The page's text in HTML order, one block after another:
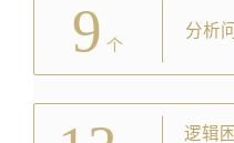
9 个
分析
逻辑